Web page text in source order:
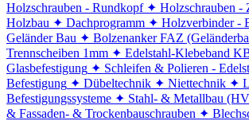
Holzschrauben - Rundkopf ✦ Holzschrauben -
Holzbau ✦ Dachprogramm ✦ Holzverbinder -
Geländer Bau ✦ Bolzenanker FAZ
Trennscheiben 1mm ✦ Edelstahl-Klebeband
Glasbefestigung ✦ Schleifen & Polieren -
Befestigung ✦ Dübeltechnik ✦ Niettechnik ✦
Befestigungssysteme ✦ Stahl- & Metallbau
& Fassaden- & Trockenbauschrauben ✦